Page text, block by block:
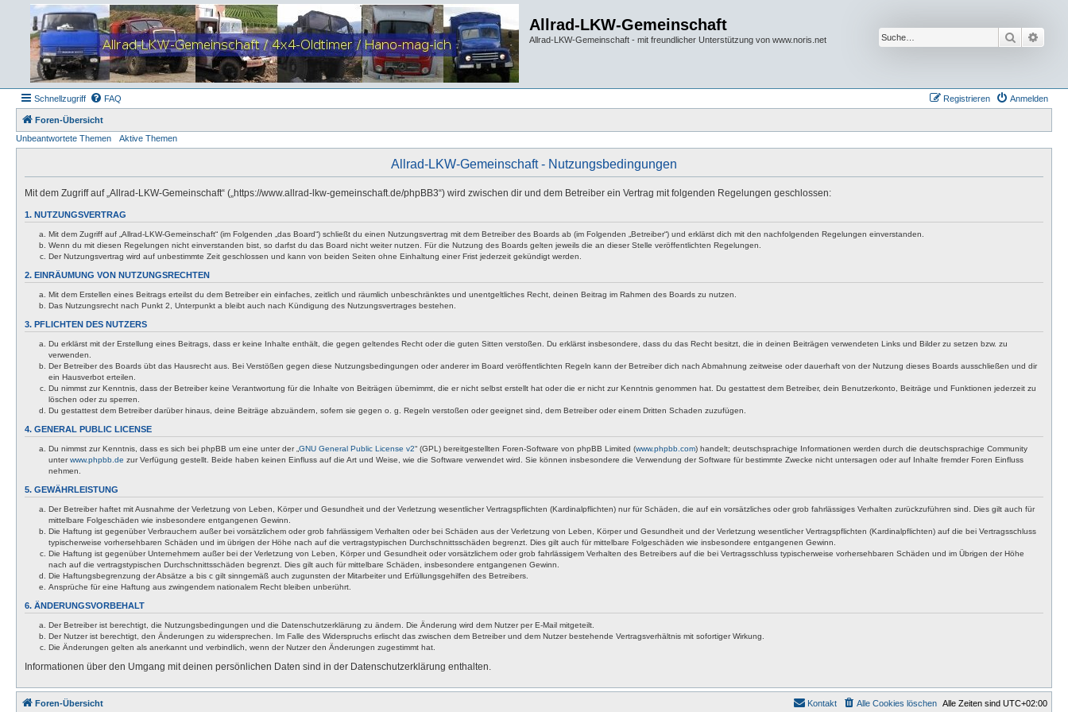
Allrad-LKW-Gemeinschaft
Allrad-LKW-Gemeinschaft - mit freundlicher Unterstützung von www.noris.net Suche
Schnellzugriff FAQ Anmelden
Registrieren
Foren-Übersicht
Unbeantwortete Themen
Aktive Themen
Allrad-LKW-Gemeinschaft - Nutzungsbedingungen
Mit dem Zugriff auf „Allrad-LKW-Gemeinschaft“ („https://www.allrad-lkw-gemeinschaft.de/phpBB3“) wird zwischen dir und dem Betreiber ein Vertrag mit folgenden Regelungen geschlossen:
1. NUTZUNGSVERTRAG
Mit dem Zugriff auf „Allrad-LKW-Gemeinschaft“ (im Folgenden „das Board“) schließt du einen Nutzungsvertrag mit dem Betreiber des Boards ab (im Folgenden „Betreiber“) und erklärst dich mit den nachfolgenden Regelungen einverstanden.
Wenn du mit diesen Regelungen nicht einverstanden bist, so darfst du das Board nicht weiter nutzen. Für die Nutzung des Boards gelten jeweils die an dieser Stelle veröffentlichten Regelungen.
Der Nutzungsvertrag wird auf unbestimmte Zeit geschlossen und kann von beiden Seiten ohne Einhaltung einer Frist jederzeit gekündigt werden.
2. EINRÄUMUNG VON NUTZUNGSRECHTEN
Mit dem Erstellen eines Beitrags erteilst du dem Betreiber ein einfaches, zeitlich und räumlich unbeschränktes und unentgeltliches Recht, deinen Beitrag im Rahmen des Boards zu nutzen.
Das Nutzungsrecht nach Punkt 2, Unterpunkt a bleibt auch nach Kündigung des Nutzungsvertrages bestehen.
3. PFLICHTEN DES NUTZERS
Du erklärst mit der Erstellung eines Beitrags, dass er keine Inhalte enthält, die gegen geltendes Recht oder die guten Sitten verstoßen. Du erklärst insbesondere, dass du das Recht besitzt, die in deinen Beiträgen verwendeten Links und Bilder zu setzen bzw. zu
verwenden.
Der Betreiber des Boards übt das Hausrecht aus. Bei Verstößen gegen diese Nutzungsbedingungen oder anderer im Board veröffentlichten Regeln kann der Betreiber dich nach Abmahnung zeitweise oder dauerhaft von der Nutzung dieses Boards ausschließen und dir
ein Hausverbot erteilen.
Du nimmst zur Kenntnis, dass der Betreiber keine Verantwortung für die Inhalte von Beiträgen übernimmt, die er nicht selbst erstellt hat oder die er nicht zur Kenntnis genommen hat. Du gestattest dem Betreiber, dein Benutzerkonto, Beiträge und Funktionen jederzeit zu
löschen oder zu sperren.
Du gestattest dem Betreiber darüber hinaus, deine Beiträge abzuändern, sofern sie gegen o. g. Regeln verstoßen oder geeignet sind, dem Betreiber oder einem Dritten Schaden zuzufügen.
4. GENERAL PUBLIC LICENSE
Du nimmst zur Kenntnis, dass es sich bei phpBB um eine unter der „ GNU General Public License v2“ (GPL) bereitgestellten Foren-Software von phpBB Limited (www.phpbb.com) handelt; deutschsprachige Informationen werden durch die deutschsprachige Community
unterwww.phpbb.de zur Verfügung gestellt. Beide haben keinen Einfluss auf die Art und Weise, wie die Software verwendet wird. Sie können insbesondere die Verwendung der Software für bestimmte Zwecke nicht untersagen oder auf Inhalte fremder Foren Einfluss
nehmen.
5. GEWÄHRLEISTUNG
Der Betreiber haftet mit Ausnahme der Verletzung von Leben, Körper und Gesundheit und der Verletzung wesentlicher Vertragspflichten (Kardinalpflichten) nur für Schäden, die auf ein vorsätzliches oder grob fahrlässiges Verhalten zurückzuführen sind. Dies gilt auch für
mittelbare Folgeschäden wie insbesondere entgangenen Gewinn.
Die Haftung ist gegenüber Verbrauchern außer bei vorsätzlichem oder grob fahrlässigem Verhalten oder bei Schäden aus der Verletzung von Leben, Körper und Gesundheit und der Verletzung wesentlicher Vertragspflichten (Kardinalpflichten) auf die bei Vertragsschluss
typischerweise vorhersehbaren Schäden und im übrigen der Höhe nach auf die vertragstypischen Durchschnittsschäden begrenzt. Dies gilt auch für mittelbare Folgeschäden wie insbesondere entgangenen Gewinn.
Die Haftung ist gegenüber Unternehmern außer bei der Verletzung von Leben, Körper und Gesundheit oder vorsätzlichem oder grob fahrlässigem Verhalten des Betreibers auf die bei Vertragsschluss typischerweise vorhersehbaren Schäden und im Übrigen der Höhe
nach auf die vertragstypischen Durchschnittsschäden begrenzt. Dies gilt auch für mittelbare Schäden, insbesondere entgangenen Gewinn.
Die Haftungsbegrenzung der Absätze a bis c gilt sinngemäß auch zugunsten der Mitarbeiter und Erfüllungsgehilfen des Betreibers.
Ansprüche für eine Haftung aus zwingendem nationalem Recht bleiben unberührt.
6. ÄNDERUNGSVORBEHALT
Der Betreiber ist berechtigt, die Nutzungsbedingungen und die Datenschutzerklärung zu ändern. Die Änderung wird dem Nutzer per E-Mail mitgeteilt.
Der Nutzer ist berechtigt, den Änderungen zu widersprechen. Im Falle des Widerspruchs erlischt das zwischen dem Betreiber und dem Nutzer bestehende Vertragsverhältnis mit sofortiger Wirkung.
Die Änderungen gelten als anerkannt und verbindlich, wenn der Nutzer den Änderungen zugestimmt hat.
Informationen über den Umgang mit deinen persönlichen Daten sind in der Datenschutzerklärung enthalten.
Foren-Übersicht Alle Zeiten sind UTC+02:00
Alle Cookies löschen
Kontakt